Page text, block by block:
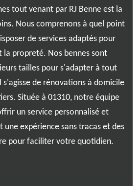
tout venant par RJ Benne est la
Nous comprenons à quel point
de services adaptés pour
propreté. Nos bennes sont
tailles pour s'adapter à tout
de rénovations à domicile
Située à 01310, notre équipe
un service personnalisé et
une expérience sans tracas et des
pour faciliter votre quotidien.